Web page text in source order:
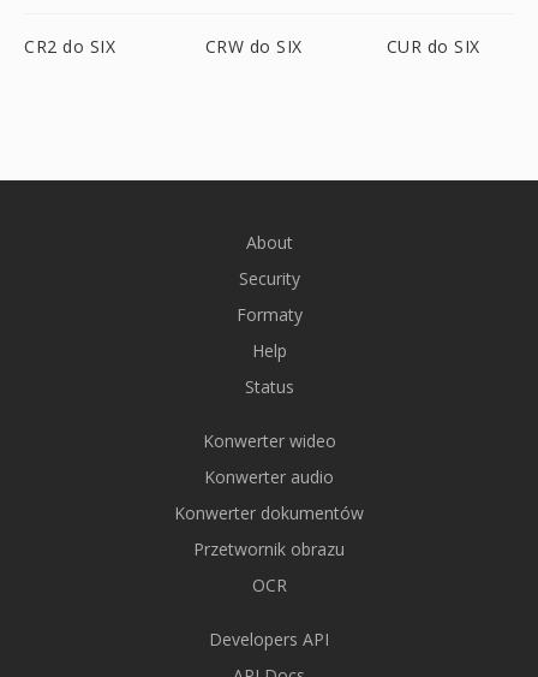
CR2 do SIX CRW do SIX CUR do SIX
About
Security
Formaty
Help
Status
Konwerter wideo
Konwerter audio
Konwerter dokumentów
Przetwornik obrazu
OCR
Developers API